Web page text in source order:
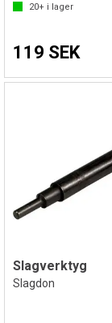
20+ i lager
119 SEK
Slagverktyg
Slagdon